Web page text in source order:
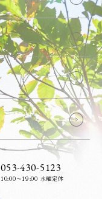
053-430-5123
10:00〜19:00 水曜定休